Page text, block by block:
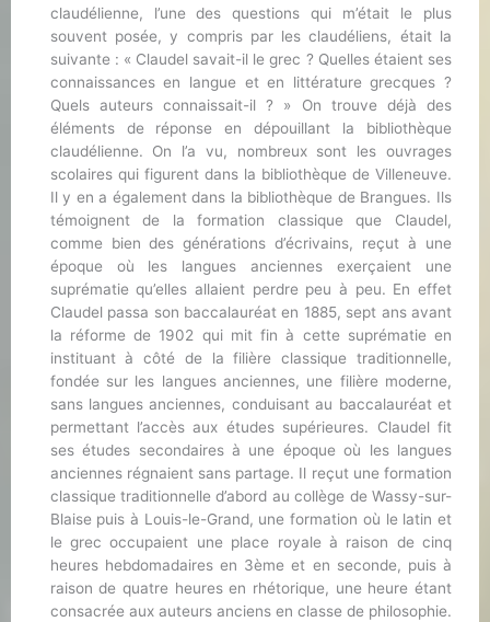
claudélienne, l’une des questions qui m’était le plus
souvent posée, y compris par les claudéliens, était la
suivante : « Claudel savait-il le grec ? Quelles étaient ses
connaissances en langue et en littérature grecques ?
Quels auteurs connaissait-il ? » On trouve déjà des
éléments de réponse en dépouillant la bibliothèque
claudélienne. On l’a vu, nombreux sont les ouvrages
scolaires qui figurent dans la bibliothèque de Villeneuve.
Il y en a également dans la bibliothèque de Brangues. Ils
témoignent de la formation classique que Claudel,
comme bien des générations d’écrivains, reçut à une
époque où les langues anciennes exerçaient une
suprématie qu’elles allaient perdre peu à peu. En effet
Claudel passa son baccalauréat en 1885, sept ans avant
la réforme de 1902 qui mit fin à cette suprématie en
instituant à côté de la filière classique traditionnelle,
fondée sur les langues anciennes, une filière moderne,
sans langues anciennes, conduisant au baccalauréat et
permettant l’accès aux études supérieures. Claudel fit
ses études secondaires à une époque où les langues
anciennes régnaient sans partage. Il reçut une formation
classique traditionnelle d’abord au collège de Wassy-sur-
Blaise puis à Louis-le-Grand, une formation où le latin et
le grec occupaient une place royale à raison de cinq
heures hebdomadaires en 3ème et en seconde, puis à
raison de quatre heures en rhétorique, une heure étant
consacrée aux auteurs anciens en classe de philosophie.